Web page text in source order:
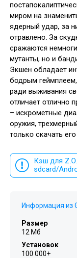
миром на
ядерный удар, за
отравлено. За
сражаются
мутанты, но и
Экшен обладает
бодрым
ради выживания
отличает отлично
– искрометные
оружия,
только скачать
Кэш для
sdcard/
Информация из
Размер
12 Мб
Установок
100 000+